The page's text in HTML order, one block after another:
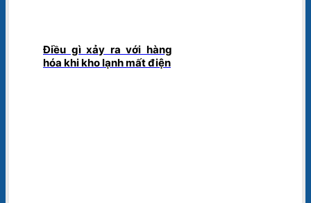
Điều gì xảy ra với hàng
hóa khi kho lạnh mất điện